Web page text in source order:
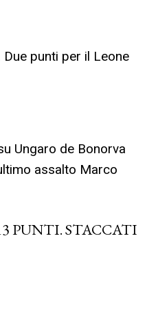
punti per il Leone
Ungaro de Bonorva
assalto Marco
PUNTI. STACCATI